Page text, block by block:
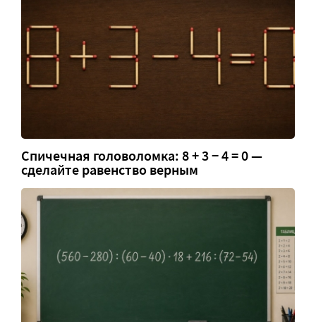
Спичечная головоломка: 8 + 3 − 4 = 0 —
сделайте равенство верным